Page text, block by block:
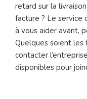
retard sur la
facture ? Le service
à vous aider avant,
Quelques soient les
contacter
disponibles pour